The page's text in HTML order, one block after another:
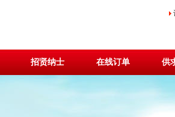
招贤纳士 在线订单 供